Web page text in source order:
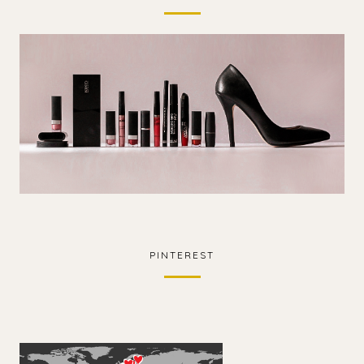
PINTEREST